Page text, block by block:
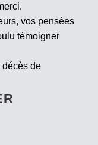
vos pensées
témoigner
décès de